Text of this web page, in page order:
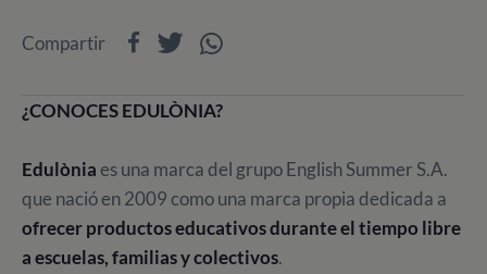
¿CONOCES EDULÒNIA?
Edulòniaes una marca del grupo English Summer S.A.
que nació en 2009 como una marca propia dedicada a
ofrecer productos educativos durante el tiempo libre
a escuelas, familias y colectivos.
Compartir